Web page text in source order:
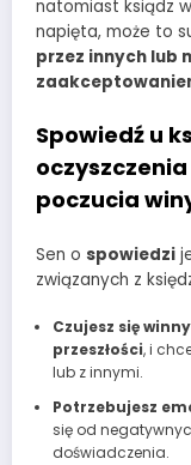
natomiast ksiądz
napięta, może to
przez innych lub
Spowiedź u
poczucia
Sen o spowiedzi
związanych z
Czujesz się
przeszłości, i
lub z innymi.
Potrzebujesz
się od
doświadczenia.